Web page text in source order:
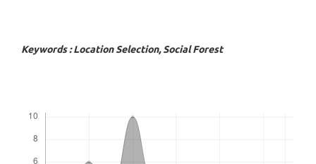
Keywords : Location Selection, Social Forest